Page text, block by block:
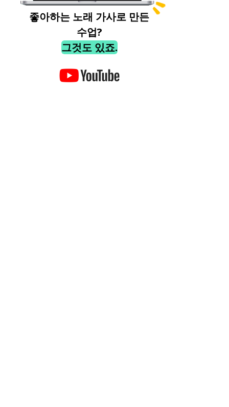
좋아하는 노래 가사로 만든
수업?
그것도 있죠.